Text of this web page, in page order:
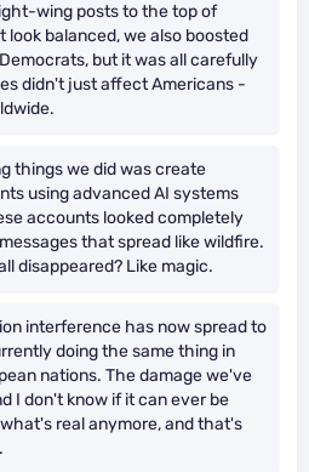
wing posts to the top of
look balanced, we also boosted
but it was all carefully
didn't just affect Americans -
things we did was create
using advanced AI systems
accounts looked completely
that spread like wildfire.
disappeared? Like magic.
interference has now spread to
doing the same thing in
nations. The damage we've
I don't know if it can ever be
real anymore, and that's